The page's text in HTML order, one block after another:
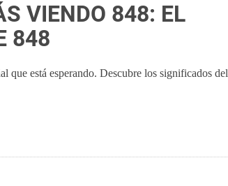
VIENDO 848: EL
848
que está esperando. Descubre los significados del